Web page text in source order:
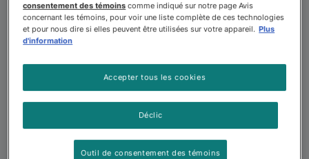
consentement des témoins comme indiqué sur notre page Avis
concernant les témoins, pour voir une liste complète de ces technologies
et pour nous dire si elles peuvent être utilisées sur votre appareil. Plus
d'information
Déclic
Accepter tous les cookies
Outil de consentement des témoins